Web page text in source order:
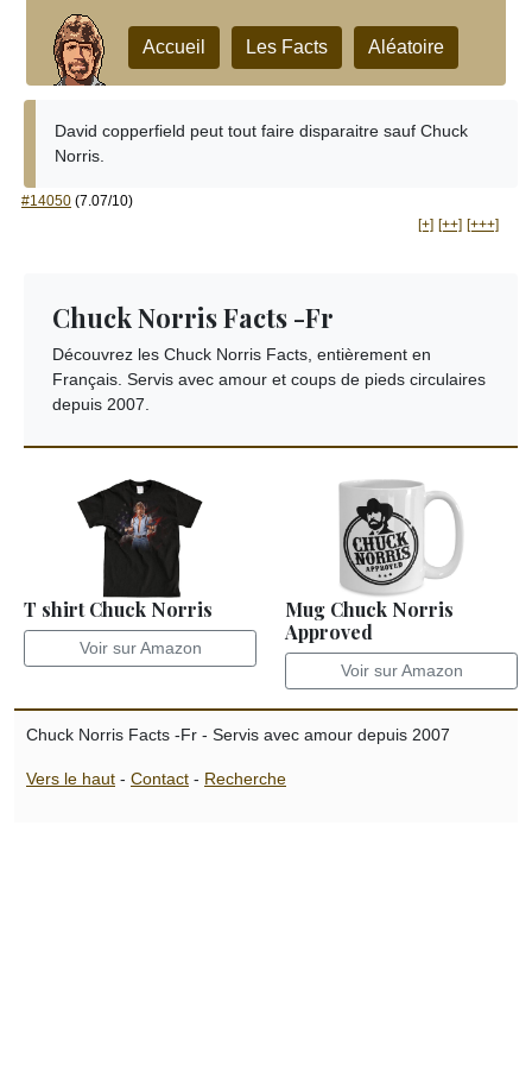
Accueil Les Facts Aléatoire
David copperfield peut tout faire disparaitre sauf Chuck
Norris.
#14050 (7.07/10)
[+] [++] [+++]
Chuck Norris Facts -Fr
Découvrez les Chuck Norris Facts, entièrement en
Français. Servis avec amour et coups de pieds circulaires
depuis 2007.
T shirt Chuck Norris
Voir sur Amazon
Mug Chuck Norris
Approved
Voir sur Amazon
Chuck Norris Facts -Fr - Servis avec amour depuis 2007
Vers le haut - Contact - Recherche